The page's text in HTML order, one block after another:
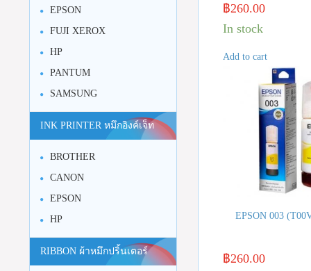
฿260.00
In stock
Add to cart
EPSON 003
฿260.00
EPSON
FUJI XEROX
HP
PANTUM
SAMSUNG
INK PRINTER หมึกอิงค์เจ็ท
BROTHER
CANON
EPSON
HP
RIBBON ผ้าหมึกปริ้นเตอร์